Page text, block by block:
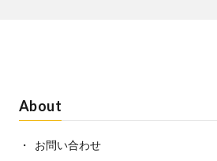
About
お問い合わせ